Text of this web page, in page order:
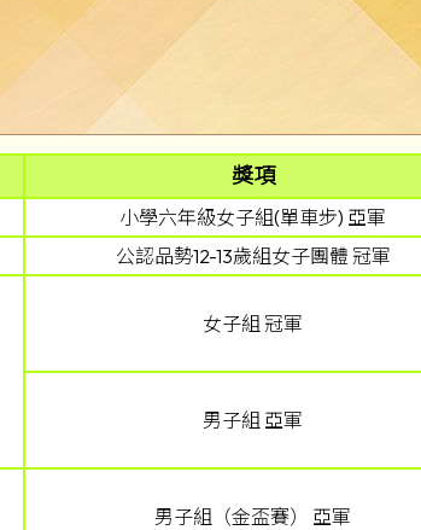
獎項
小學六年級女子組(單車步) 亞軍
公認品勢12-13歲組女子團體 冠軍
女子組 冠軍
男子組 亞軍
男子組（金盃賽） 亞軍